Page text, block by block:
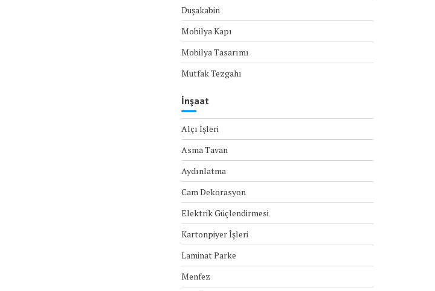
Duşakabin
Mobilya Kapı
Mobilya Tasarımı
Mutfak Tezgahı
İnşaat
Alçı İşleri
Asma Tavan
Aydınlatma
Cam Dekorasyon
Elektrik Güçlendirmesi
Kartonpiyer İşleri
Laminat Parke
Menfez